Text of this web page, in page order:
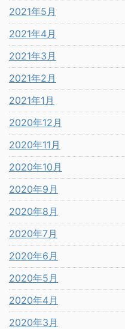
2021年5月
2021年4月
2021年3月
2021年2月
2021年1月
2020年12月
2020年11月
2020年10月
2020年9月
2020年8月
2020年7月
2020年6月
2020年5月
2020年4月
2020年3月